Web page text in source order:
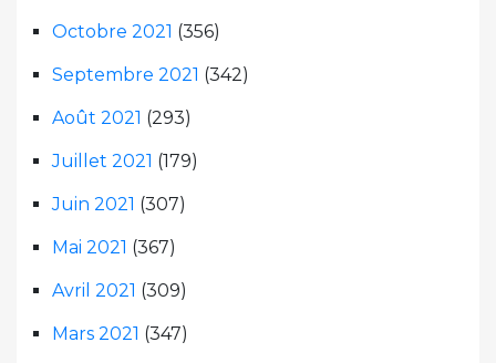
Octobre 2021 (356)
Septembre 2021 (342)
Août 2021 (293)
Juillet 2021 (179)
Juin 2021 (307)
Mai 2021 (367)
Avril 2021 (309)
Mars 2021 (347)